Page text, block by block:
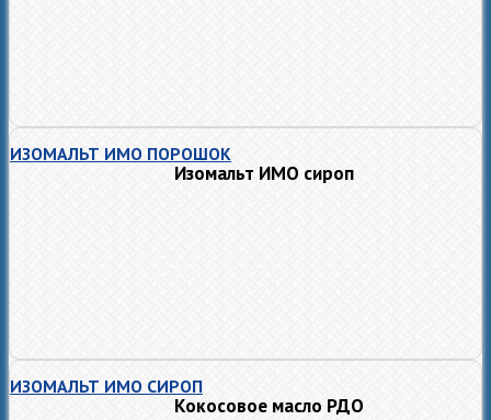
ИЗОМАЛЬТ ИМО ПОРОШОК
Изомальт ИМО сироп
ИЗОМАЛЬТ ИМО СИРОП
Кок​​​​осовое масло РДО